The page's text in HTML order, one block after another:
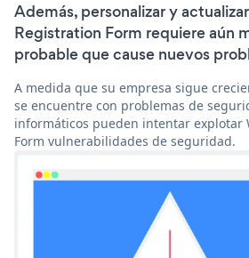
Además, personalizar y
Registration Form requiere aún
probable que cause nuevos
A medida que su empresa sigue
se encuentre con problemas de
informáticos pueden intentar explotar
Form vulnerabilidades de seguridad.